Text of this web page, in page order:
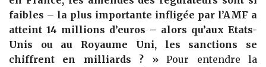
faibles – la plus importante infligée par l’AMF a
atteint 14 millions d’euros – alors qu’aux Etats-
Unis ou au Royaume Uni, les sanctions se
chiffrent en milliards ? »Pour entendre la